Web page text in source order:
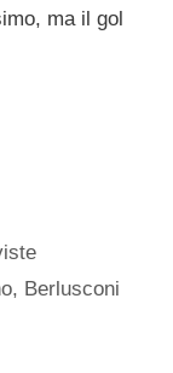
ma il gol
Berlusconi